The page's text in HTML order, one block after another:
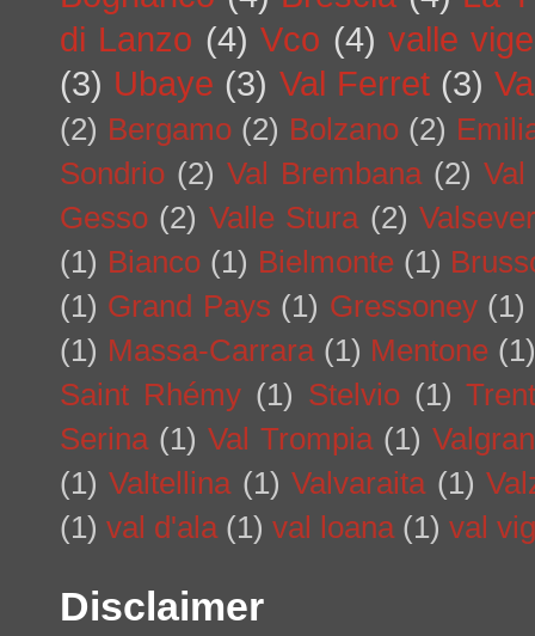
di Lanzo (4) Vco (4) valle
(3) Ubaye (3) Val Ferret (3)
(2) Bergamo (2) Bolzano (2)
Sondrio (2) Val Brembana (2)
Gesso (2) Valle Stura (2)
(1) Bianco (1) Bielmonte (1)
(1) Grand Pays (1) Gressoney (1)
(1) Massa-Carrara (1) Mentone
Saint Rhémy (1) Stelvio (1)
Serina (1) Val Trompia (1)
(1) Valtellina (1) Valvaraita (1)
(1) val d'ala (1) val loana (1) val
Disclaimer